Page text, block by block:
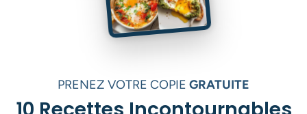
PRENEZ VOTRE COPIE GRATUITE